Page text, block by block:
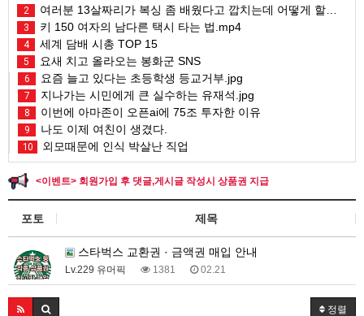
2 여러분 13살짜리가 복싱 좀 배웠다고 깝치는데 어떻게 할까요?
3 키 150 여자의 남다른 택시 타는 법.mp4
4 세계 담배 시총 TOP 15
5 요새 치고 올라오는 봉화군 SNS
6 요즘 늘고 있다는 초등학생 등교거부.jpg
7 지나가는 시민에게 큰 실수하는 유재석.jpg
8 이번에 아마존이 오픈ai에 75조 투자한 이유
9 나도 이제 여친이 생겼다.
10 외모때문에 인식 박살난 직업
<이벤트> 회원가입 후 댓글,게시글 작성시 상품권 지급
포토 제목
스타벅스 교환권 · 금액권 매입 안내
Lv.229 유머픽 1381 02.21
정렬